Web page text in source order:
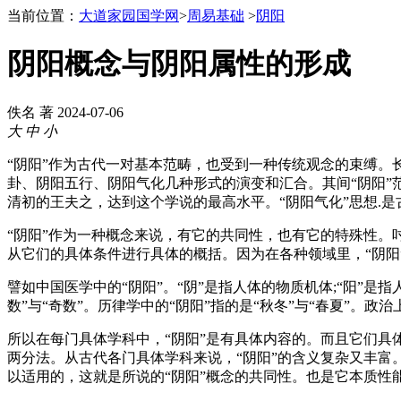
当前位置： 大道家园国学网>周易基础 >阴阳
阴阳概念与阴阳属性的形成
佚名 著 2024-07-06
大 中 小
“阴阳”作为古代一对基本范畴，也受到一种传统观念的束缚
卦、阴阳五行、阴阳气化几种形式的演变和汇合。其间“阴阳
清初的王夫之，达到这个学说的最高水平。“阴阳气化”思想.
“阴阳”作为一种概念来说，有它的共同性，也有它的特殊性
从它们的具体条件进行具体的概括。因为在各种领域里，“阴
譬如中国医学中的“阴阳”。“阴”是指人体的物质机体;“阳”是
数”与“奇数”。历律学中的“阴阳”指的是“秋冬”与“春夏”。政
所以在每门具体学科中，“阴阳”是有具体内容的。而且它们具
两分法。从古代各门具体学科来说，“阴阳”的含义复杂又丰
以适用的，这就是所说的“阴阳”概念的共同性。也是它本质性